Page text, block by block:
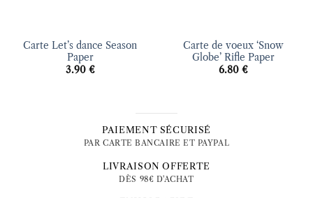
Carte Let’s dance Season
Paper
3.90 €
Carte de voeux ‘Snow
Globe’ Rifle Paper
6.80 €
PAIEMENT SÉCURISÉ
PAR CARTE BANCAIRE ET PAYPAL
LIVRAISON OFFERTE
DÈS 98€ D'ACHAT